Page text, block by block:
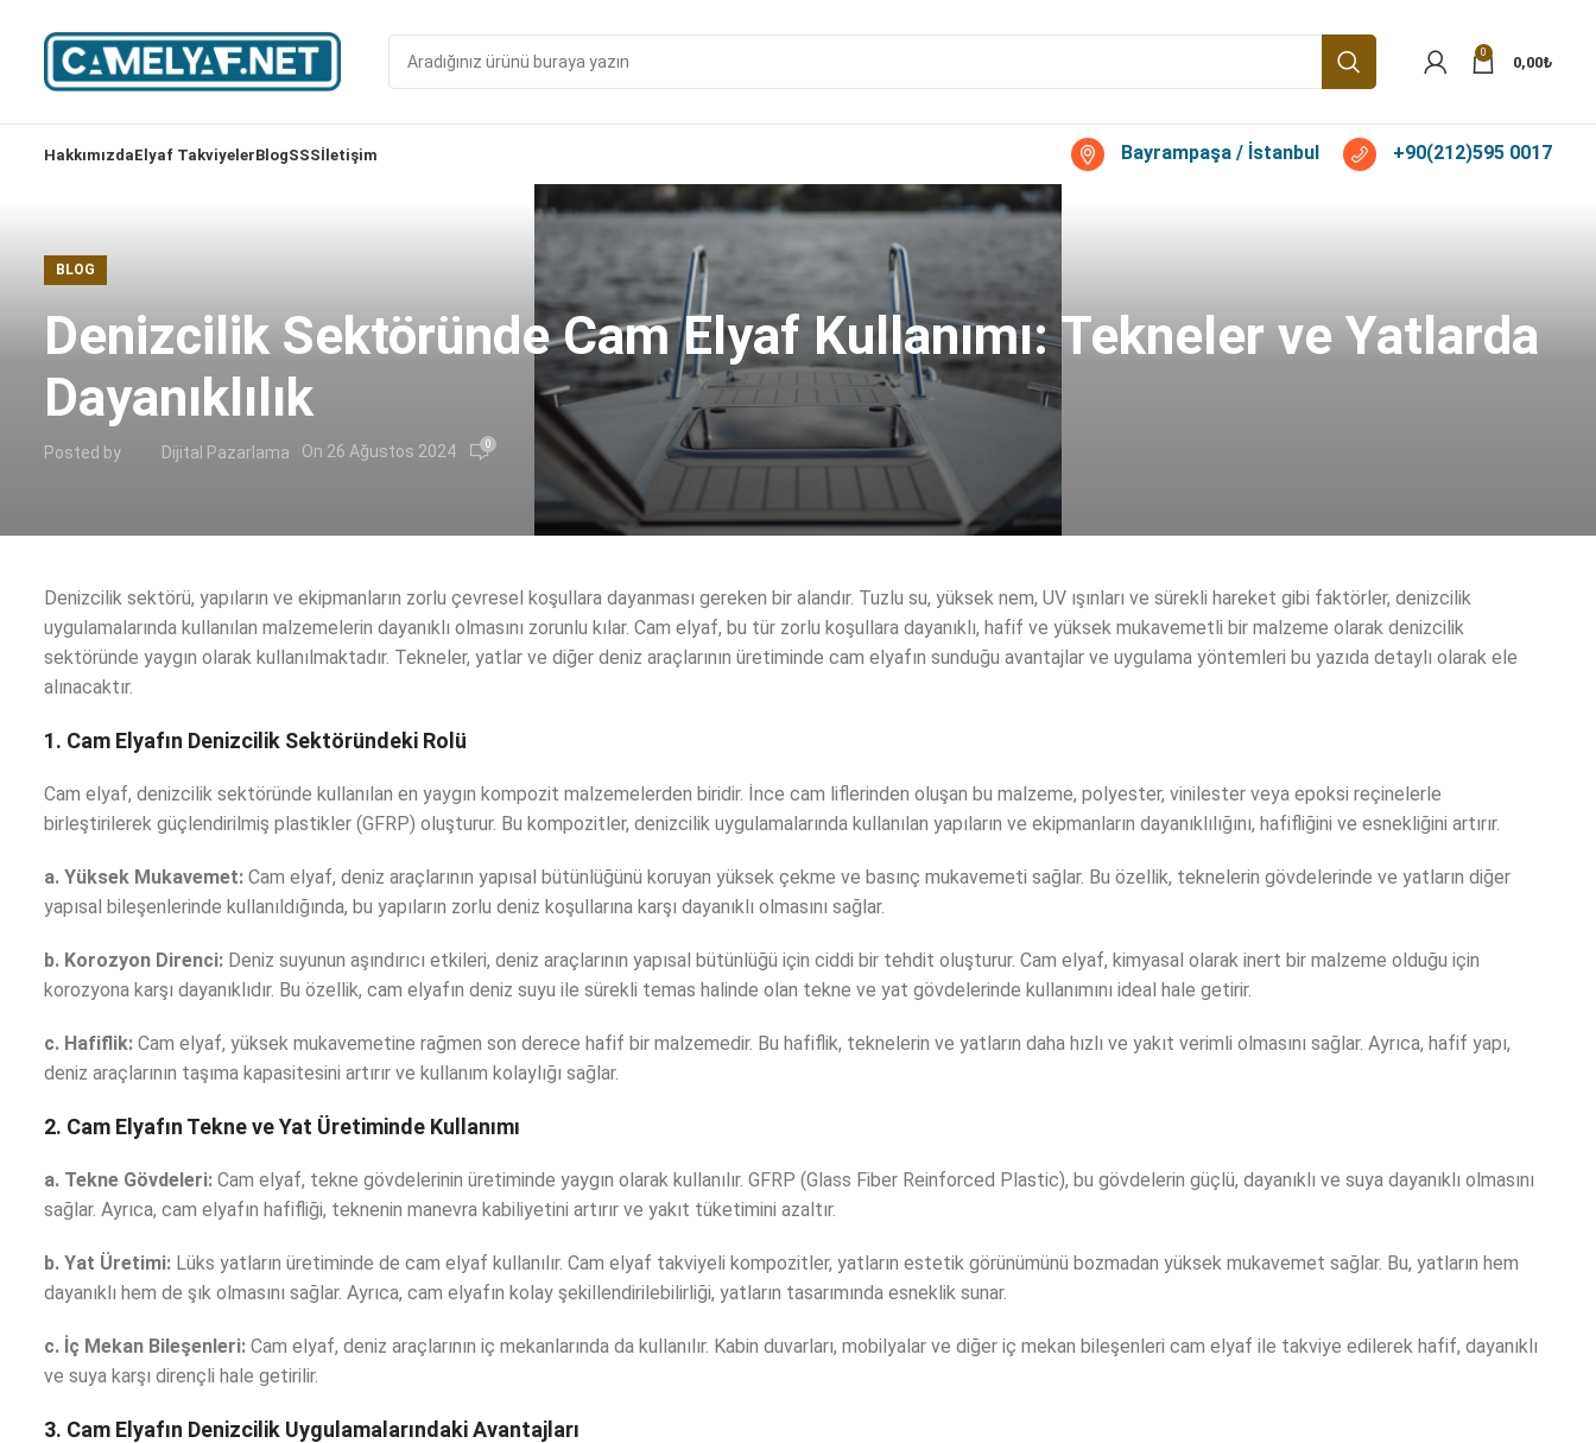
0
0,00₺
HakkımızdaElyaf TakviyelerBlogSSSİletişim Bayrampaşa / İstanbul +90(212)595 0017
BLOG
Denizcilik Sektöründe Cam Elyaf Kullanımı: Tekneler ve Yatlarda
Dayanıklılık
Posted by Dijital Pazarlama On 26 Ağustos 2024 0
Denizcilik sektörü, yapıların ve ekipmanların zorlu çevresel koşullara dayanması gereken bir alandır. Tuzlu su, yüksek nem, UV ışınları ve sürekli hareket gibi faktörler, denizcilik
uygulamalarında kullanılan malzemelerin dayanıklı olmasını zorunlu kılar. Cam elyaf, bu tür zorlu koşullara dayanıklı, hafif ve yüksek mukavemetli bir malzeme olarak denizcilik
sektöründe yaygın olarak kullanılmaktadır. Tekneler, yatlar ve diğer deniz araçlarının üretiminde cam elyafın sunduğu avantajlar ve uygulama yöntemleri bu yazıda detaylı olarak ele
alınacaktır.
1. Cam Elyafın Denizcilik Sektöründeki Rolü
Cam elyaf, denizcilik sektöründe kullanılan en yaygın kompozit malzemelerden biridir. İnce cam liflerinden oluşan bu malzeme, polyester, vinilester veya epoksi reçinelerle
birleştirilerek güçlendirilmiş plastikler (GFRP) oluşturur. Bu kompozitler, denizcilik uygulamalarında kullanılan yapıların ve ekipmanların dayanıklılığını, hafifliğini ve esnekliğini artırır.
a. Yüksek Mukavemet: Cam elyaf, deniz araçlarının yapısal bütünlüğünü koruyan yüksek çekme ve basınç mukavemeti sağlar. Bu özellik, teknelerin gövdelerinde ve yatların diğer
yapısal bileşenlerinde kullanıldığında, bu yapıların zorlu deniz koşullarına karşı dayanıklı olmasını sağlar.
b. Korozyon Direnci: Deniz suyunun aşındırıcı etkileri, deniz araçlarının yapısal bütünlüğü için ciddi bir tehdit oluşturur. Cam elyaf, kimyasal olarak inert bir malzeme olduğu için
korozyona karşı dayanıklıdır. Bu özellik, cam elyafın deniz suyu ile sürekli temas halinde olan tekne ve yat gövdelerinde kullanımını ideal hale getirir.
c. Hafiflik: Cam elyaf, yüksek mukavemetine rağmen son derece hafif bir malzemedir. Bu hafiflik, teknelerin ve yatların daha hızlı ve yakıt verimli olmasını sağlar. Ayrıca, hafif yapı,
deniz araçlarının taşıma kapasitesini artırır ve kullanım kolaylığı sağlar.
2. Cam Elyafın Tekne ve Yat Üretiminde Kullanımı
a. Tekne Gövdeleri: Cam elyaf, tekne gövdelerinin üretiminde yaygın olarak kullanılır. GFRP (Glass Fiber Reinforced Plastic), bu gövdelerin güçlü, dayanıklı ve suya dayanıklı olmasını
sağlar. Ayrıca, cam elyafın hafifliği, teknenin manevra kabiliyetini artırır ve yakıt tüketimini azaltır.
b. Yat Üretimi: Lüks yatların üretiminde de cam elyaf kullanılır. Cam elyaf takviyeli kompozitler, yatların estetik görünümünü bozmadan yüksek mukavemet sağlar. Bu, yatların hem
dayanıklı hem de şık olmasını sağlar. Ayrıca, cam elyafın kolay şekillendirilebilirliği, yatların tasarımında esneklik sunar.
c. İç Mekan Bileşenleri: Cam elyaf, deniz araçlarının iç mekanlarında da kullanılır. Kabin duvarları, mobilyalar ve diğer iç mekan bileşenleri cam elyaf ile takviye edilerek hafif, dayanıklı
ve suya karşı dirençli hale getirilir.
3. Cam Elyafın Denizcilik Uygulamalarındaki Avantajları